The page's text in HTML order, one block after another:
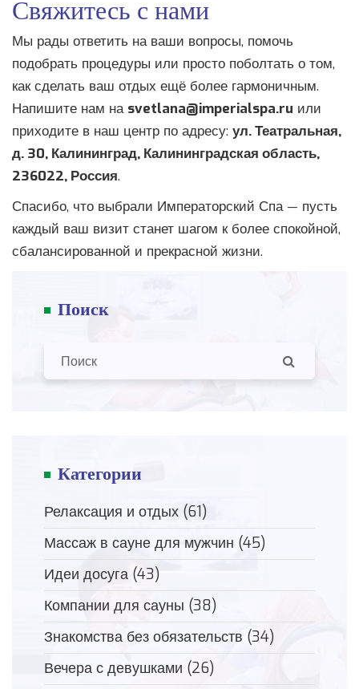
Свяжитесь с нами
Мы рады ответить на ваши вопросы, помочь
подобрать процедуры или просто поболтать о том,
как сделать ваш отдых ещё более гармоничным.
Напишите нам на svetlana@imperialspa.ru или
приходите в наш центр по адресу: ул. Театральная,
д. 30, Калининград, Калининградская область,
236022, Россия.
Спасибо, что выбрали Императорский Спа — пусть
каждый ваш визит станет шагом к более спокойной,
сбалансированной и прекрасной жизни.
Поиск
Категории
Релаксация и отдых (61)
Массаж в сауне для мужчин (45)
Идеи досуга (43)
Компании для сауны (38)
Знакомства без обязательств (34)
Вечера с девушками (26)